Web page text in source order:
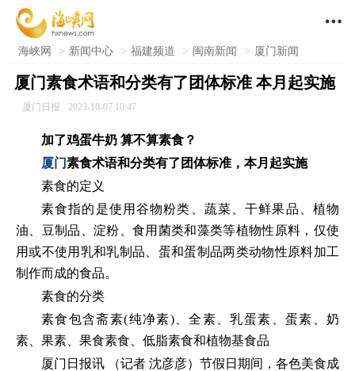

海峡网 > 新闻中心 > 福建频道 > 闽南新闻 > 厦门新闻
厦门素食术语和分类有了团体标准 本月起实施
厦门日报 2023-10-07 10:47
加了鸡蛋牛奶 算不算素食？
厦门素食术语和分类有了团体标准，本月起实施
素食的定义
素食指的是使用谷物粉类、蔬菜、干鲜果品、植物
油、豆制品、淀粉、食用菌类和藻类等植物性原料，仅使
用或不使用乳和乳制品、蛋和蛋制品两类动物性原料加工
制作而成的食品。
素食的分类
素食包含斋素(纯净素)、全素、乳蛋素、蛋素、奶
素、果素、果食素食、低脂素食和植物基食品
厦门日报讯 （记者 沈彦彦）节假日期间，各色美食成